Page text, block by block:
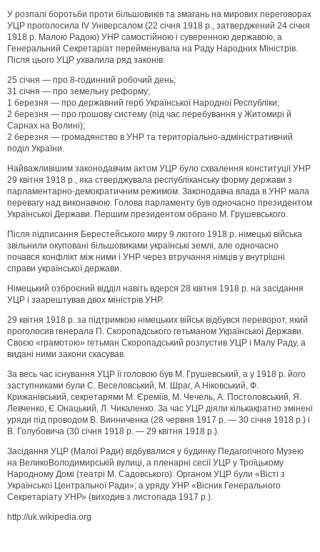
У розпалі боротьби проти більшовиків та змагань на мирових переговорах
УЦР проголосила IV Універсалом (22 січня 1918 р., затверджений 24 січня
1918 р. Малою Радою) УНР самостійною і суверенною державою, а
Генеральний Секретаріат перейменувала на Раду Народних Міністрів.
Після цього УЦР ухвалила ряд законів:
25 січня — про 8-годинний робочий день;
31 січня — про земельну реформу;
1 березня — про державний герб Української Народної Республіки;
2 березня — про грошову систему (під час перебування у Житомирі й
Сарнах на Волині);
2 березня — громадянство в УНР та територіально-адміністративний
поділ України.
Найважливішим законодавчим актом УЦР було схвалення конституції УНР
29 квітня 1918 р., яка стверджувала республіканську форму держави з
парламентарно-демократичним режимом. Законодавча влада в УНР мала
перевагу над виконавчою. Голова парламенту був одночасно президентом
Української Держави. Першим президентом обрано М. Грушевського.
Після підписання Берестейського миру 9 лютого 1918 р. німецькі війська
звільнили окуповані більшовиками українські землі, але одночасно
почався конфлікт між ними і УНР через втручання німців у внутрішні
справи української держави.
Німецький озброєний відділ навіть вдерся 28 квітня 1918 р. на засідання
УЦР і заарештував двох міністрів УНР.
29 квітня 1918 р. за підтримкою німецьких військ відбувся переворот, який
проголосив генерала П. Скоропадського гетьманом Української Держави.
Своєю «грамотою» гетьман Скоропадський розпустив УЦР і Малу Раду, а
видані ними закони скасував.
За весь час існування УЦР її головою був М. Грушевський, а у 1918 р. його
заступниками були С. Веселовський, М. Шраг, А.Ніковський, Ф.
Крижанівський, секретарями М. Єреміїв, М. Чечель, А. Постоловський, Я.
Левченко, Є.Онацький, Л. Чикаленко. За час УЦР діяли кількакратно змінені
уряди під проводом В. Винниченка (28 червня 1917 р. — 30 січня 1918 р.) і
В. Голубовича (30 січня 1918 р. — 29 квітня 1918 р.).
Засідання УЦР (Малої Ради) відбувалися у будинку Педагогічного Музею
на ВеликоВолодимирській вулиці, а пленарні сесії УЦР у Троїцькому
Народному Домі (театрі М. Садовського). Органом УЦР були «Вісті з
Української Центральної Ради»; а уряду УНР «Вісник Генерального
Секретаріату УНР» (виходив з листопада 1917 р.).
http://uk.wikipedia.org